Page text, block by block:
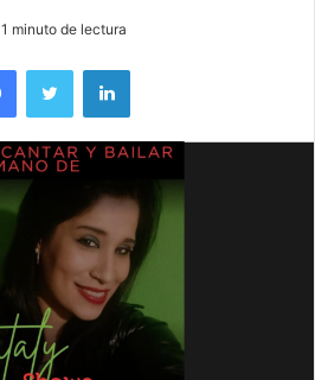
1 minuto de lectura